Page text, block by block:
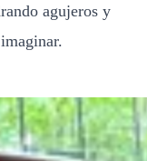
agujeros y